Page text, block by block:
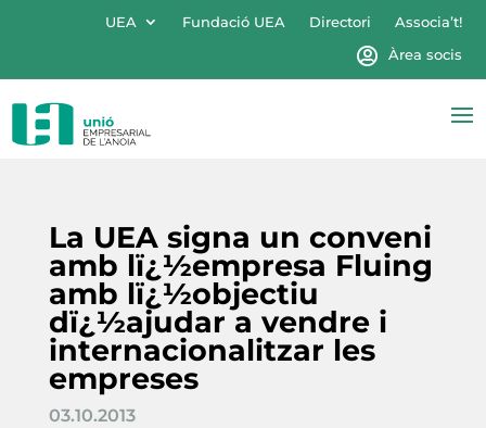
UEA Fundació UEA Directori
Associa’t!
Àrea socis
La UEA signa un conveni
amb lï¿½empresa Fluing
amb lï¿½objectiu
dï¿½ajudar a vendre i
internacionalitzar les
empreses
03.10.2013